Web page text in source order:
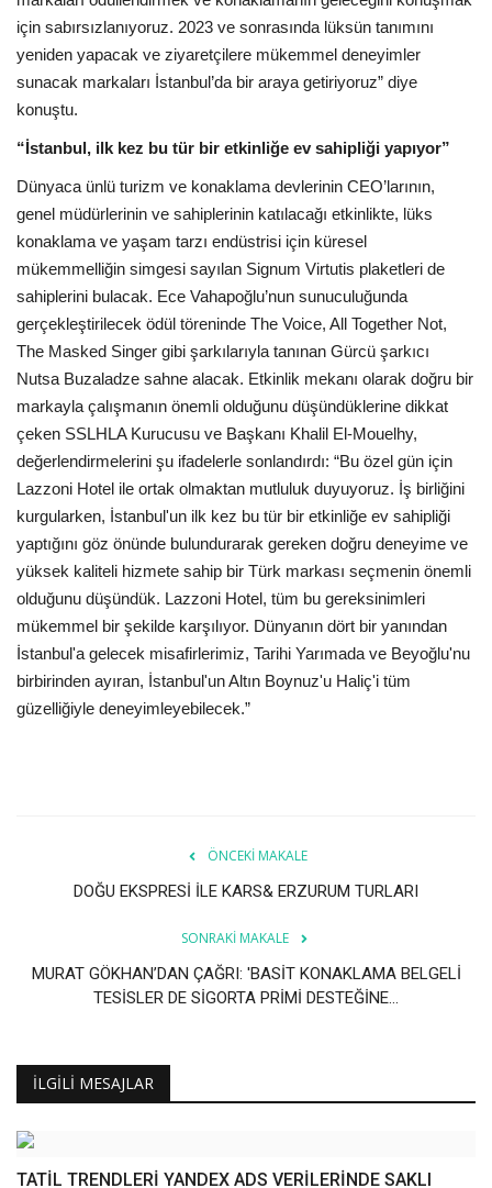
için sabırsızlanıyoruz. 2023 ve sonrasında lüksün tanımını
yeniden yapacak ve ziyaretçilere mükemmel deneyimler
sunacak markaları İstanbul’da bir araya getiriyoruz” diye
konuştu.
“İstanbul, ilk kez bu tür bir etkinliğe ev sahipliği yapıyor”
Dünyaca ünlü turizm ve konaklama devlerinin CEO’larının,
genel müdürlerinin ve sahiplerinin katılacağı etkinlikte, lüks
konaklama ve yaşam tarzı endüstrisi için küresel
mükemmelliğin simgesi sayılan Signum Virtutis plaketleri de
sahiplerini bulacak. Ece Vahapoğlu’nun sunuculuğunda
gerçekleştirilecek ödül töreninde The Voice, All Together Not,
The Masked Singer gibi şarkılarıyla tanınan Gürcü şarkıcı
Nutsa Buzaladze sahne alacak. Etkinlik mekanı olarak doğru bir
markayla çalışmanın önemli olduğunu düşündüklerine dikkat
çeken SSLHLA Kurucusu ve Başkanı Khalil El-Mouelhy,
değerlendirmelerini şu ifadelerle sonlandırdı: “Bu özel gün için
Lazzoni Hotel ile ortak olmaktan mutluluk duyuyoruz. İş birliğini
kurgularken, İstanbul'un ilk kez bu tür bir etkinliğe ev sahipliği
yaptığını göz önünde bulundurarak gereken doğru deneyime ve
yüksek kaliteli hizmete sahip bir Türk markası seçmenin önemli
olduğunu düşündük. Lazzoni Hotel, tüm bu gereksinimleri
mükemmel bir şekilde karşılıyor. Dünyanın dört bir yanından
İstanbul'a gelecek misafirlerimiz, Tarihi Yarımada ve Beyoğlu'nu
birbirinden ayıran, İstanbul'un Altın Boynuz'u Haliç'i tüm
güzelliğiyle deneyimleyebilecek.”
ÖNCEKI MAKALE
DOĞU EKSPRESİ İLE KARS& ERZURUM TURLARI
SONRAKI MAKALE
MURAT GÖKHAN’DAN ÇAĞRI: 'BASİT KONAKLAMA BELGELİ
TESİSLER DE SİGORTA PRİMİ DESTEĞİNE...
İLGILI MESAJLAR
TATİL TRENDLERİ YANDEX ADS VERİLERİNDE SAKLI